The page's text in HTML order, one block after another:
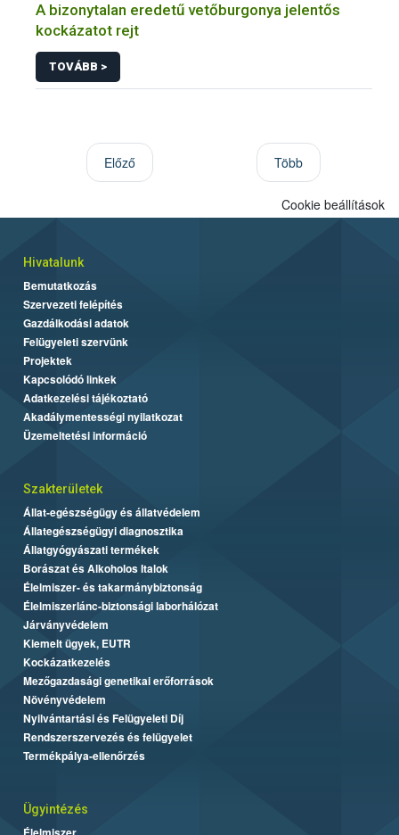
A bizonytalan eredetű vetőburgonya jelentős
kockázatot rejt
TOVÁBB >
Előző Több
Cookie beállítások
Hivatalunk
Bemutatkozás
Szervezeti felépítés
Gazdálkodási adatok
Felügyeleti szervünk
Projektek
Kapcsolódó linkek
Adatkezelési tájékoztató
Akadálymentességi nyilatkozat
Üzemeltetési információ
Szakterületek
Állat-egészségügy és állatvédelem
Állategészségügyi diagnosztika
Állatgyógyászati termékek
Borászat és Alkoholos Italok
Élelmiszer- és takarmánybiztonság
Élelmiszerlánc-biztonsági laborhálózat
Járványvédelem
Kiemelt ügyek, EUTR
Kockázatkezelés
Mezőgazdasági genetikai erőforrások
Növényvédelem
Nyilvántartási és Felügyeleti Díj
Rendszerszervezés és felügyelet
Termékpálya-ellenőrzés
Ügyintézés